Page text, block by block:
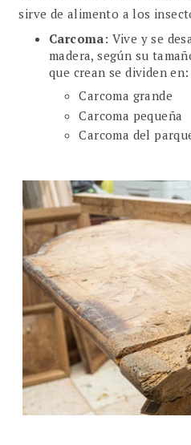
sirve de alimento a los
Carcoma: Vive y se
madera, según su
que crean se dividen en:
Carcoma grande
Carcoma pequeña
Carcoma del